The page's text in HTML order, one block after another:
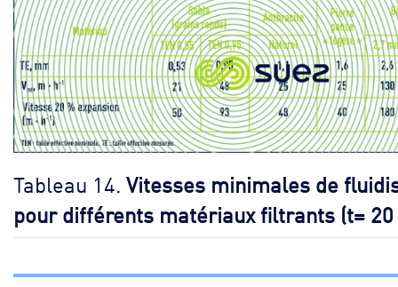
Tableau 14. Vitesses minimales de
pour différents matériaux filtrants (t= 20